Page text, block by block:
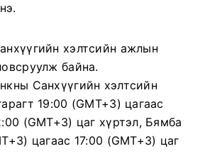
хэлтсийн ажлын
байна.
Санхүүгийн хэлтсийн
19:00 (GMT+3) цагаас
(GMT+3) цаг хүртэл, Бямба
цагаас 17:00 (GMT+3) цаг